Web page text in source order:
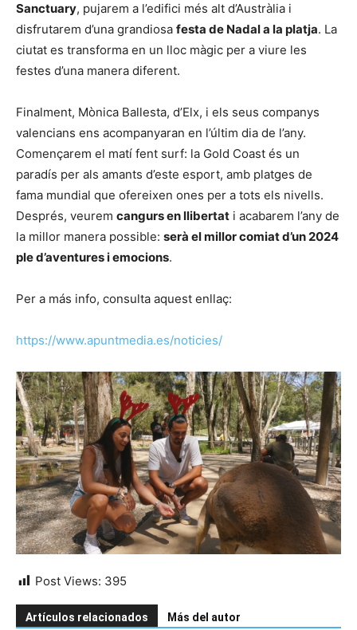
Sanctuary, pujarem a l’edifici més alt d’Austràlia i
disfrutarem d’una grandiosa festa de Nadal a la platja. La
ciutat es transforma en un lloc màgic per a viure les
festes d’una manera diferent.
Finalment, Mònica Ballesta, d’Elx, i els seus companys
valencians ens acompanyaran en l’últim dia de l’any.
Començarem el matí fent surf: la Gold Coast és un
paradís per als amants d’este esport, amb platges de
fama mundial que ofereixen ones per a tots els nivells.
Després, veurem cangurs en llibertat i acabarem l’any de
la millor manera possible: serà el millor comiat d’un 2024
ple d’aventures i emocions.
Per a más info, consulta aquest enllaç:
https://www.apuntmedia.es/noticies/
Post Views: 395
Artículos relacionados Más del autor